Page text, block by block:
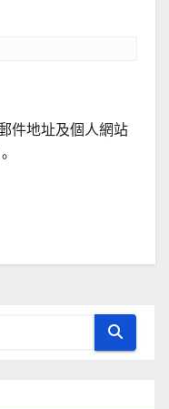
件地址及個人網站